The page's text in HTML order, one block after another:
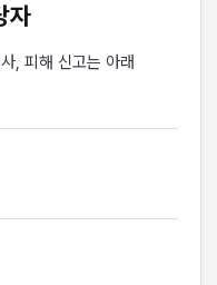
자
, 피해 신고는 아래